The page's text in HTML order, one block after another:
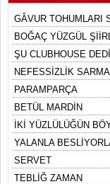
GÂVUR TOHUMLARI
BOĞAÇ YÜZGÜL
ŞU CLUBHOUSE
NEFESSİZLİK
PARAMPARÇA
BETÜL MARDİN
İKİ YÜZLÜLÜĞÜN
YALANLA
SERVET
TEBLİĞ ZAMAN